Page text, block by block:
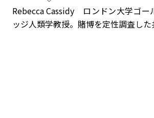
Rebecca Cassidy ロンドン大学ゴー
ッジ人類学教授。賭博を定性調査した